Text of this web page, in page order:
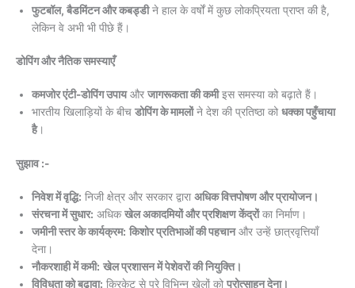
फुटबॉल, बैडमिंटन और कबड्डीने हाल के वर्षों में कुछ लोकप्रियता प्राप्त की है,
लेकिन वे अभी भी पीछे हैं।
डोपिंग और नैतिक समस्याएँ
कमजोर एंटी-डोपिंग उपायऔर जागरूकता की कमीइस समस्या को बढ़ाते हैं।
भारतीय खिलाड़ियों के बीच डोपिंग के मामलोंने देश की प्रतिष्ठा को धक्का पहुँचाया
है।
सुझाव :-
निवेश में वृद्धि: निजी क्षेत्र और सरकार द्वारा अधिक वित्तपोषण और प्रायोजन।
संरचना में सुधार: अधिकखेल अकादमियों और प्रशिक्षण केंद्रोंका निर्माण।
जमीनी स्तर के कार्यक्रम: किशोर प्रतिभाओं की पहचानऔर उन्हें छात्रवृत्तियाँ
देना।
नौकरशाही में कमी: खेल प्रशासन में पेशेवरों की नियुक्ति।
विविधता को बढ़ावा: क्रिकेट से परे विभिन्न खेलों को प्रोत्साहन देना।